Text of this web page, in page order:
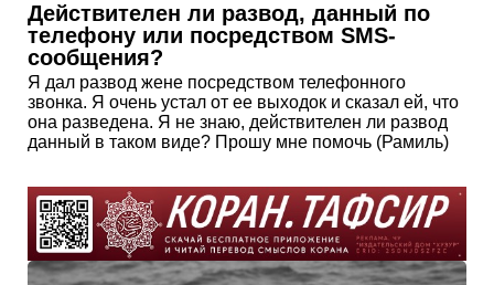
Действителен ли развод, данный по
телефону или посредством SMS-
сообщения?
Я дал развод жене посредством телефонного
звонка. Я очень устал от ее выходок и сказал ей, что
она разведена. Я не знаю, действителен ли развод
данный в таком виде? Прошу мне помочь (Рамиль)